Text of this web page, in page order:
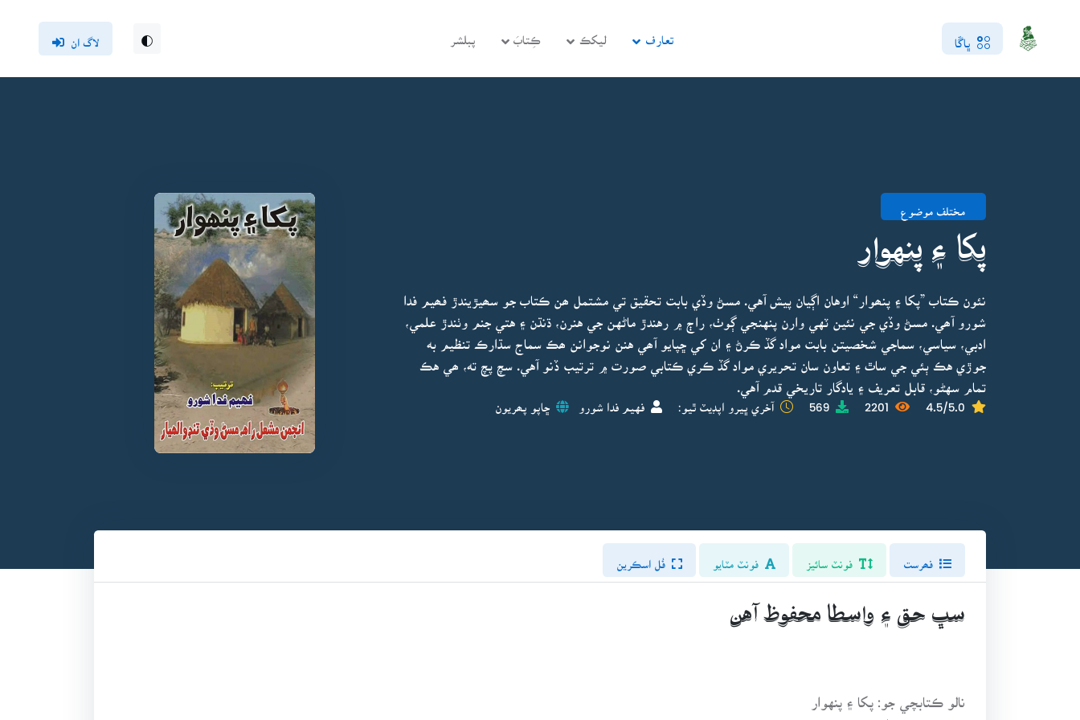
ڀاڱا تعارف ليکڪ ڪِتابَ پبلشر لاگ ان
مختلف موضوع
پکا ۽ پنهوار
نئون ڪتاب ”پکا ۽ پنھوار“ اوهان اڳيان پيش آهي. مسڻ وڏي بابت تحقيق تي مشتمل ھن ڪتاب جو سھيڙيندڙ فھيم فدا
شورو آھي. مسڻ وڏي جي نئين ٽهي وارن پنهنجي ڳوٺ، راڄ ۾ رهندڙ ماڻهن جي هنرن، ڌنڌن ۽ هتي جنم وٺندڙ علمي،
ادبي، سياسي، سماجي شخصيتن بابت مواد گڏ ڪرڻ ۽ ان کي ڇپايو آھي هنن نوجوانن ھڪ سماج سڌارڪ تنظيم به
جوڙي هڪ ٻئي جي ساٿ ۽ تعاون سان تحريري مواد گڏ ڪري ڪتابي صورت ۾ ترتيب ڏنو آهي. سچ پچ ته، ھي هڪ
تمام سهڻو، قابل تعريف ۽ يادگار تاريخي قدم آهي.
4.5/5.0
2201
569 آخري ڀيرو اپڊيٽ ٿيو: فهيم فدا شورو ڇاپو پھريون
فونٽ سائيز فونٽ مٽايو فُل اسڪرين
سڀ حق ۽ واسطا محفوظ آهن
نالو ڪتابچي جو: پکا ۽ پنهوار
مرتب: فهيم فدا شورو